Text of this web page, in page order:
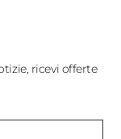
ricevi offerte